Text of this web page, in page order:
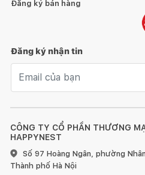
CÔNG TY CỔ PHẦN THƯƠNG
HAPPYNEST
Số 97 Hoàng Ngân, phường
Thành phố Hà Nội
Đăng ký bán hàng
Đăng ký nhận tin